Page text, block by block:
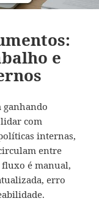
e
ganhando
com
internas,
entre
fluxo é manual,
erro